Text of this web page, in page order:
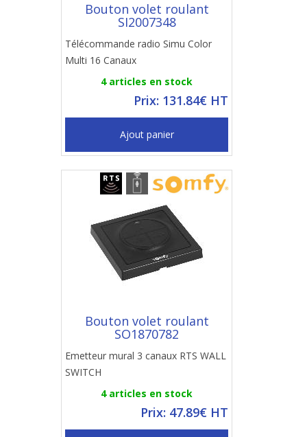
Bouton volet roulant
SI2007348
Télécommande radio Simu Color
Multi 16 Canaux
4 articles en stock
Prix: 131.84€ HT
Ajout panier
Bouton volet roulant
SO1870782
Emetteur mural 3 canaux RTS WALL
SWITCH
4 articles en stock
Prix: 47.89€ HT